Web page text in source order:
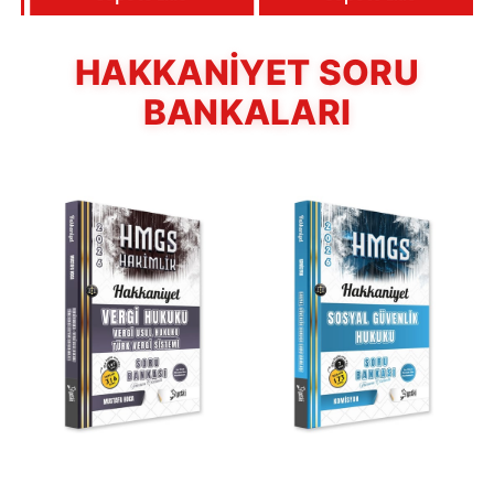
HAKKANİYET SORU
BANKALARI